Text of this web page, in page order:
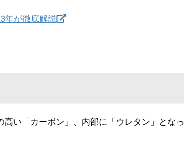
年が徹底解説
い「カーボン」、内部に「ウレタン」となっ